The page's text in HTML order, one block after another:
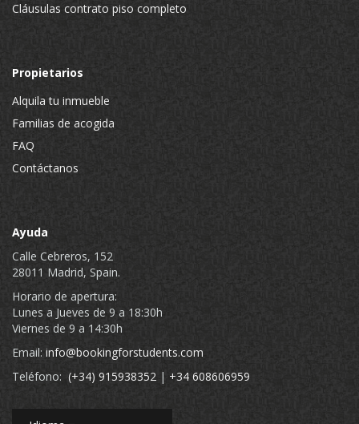
Cláusulas contrato piso completo
Propietarios
Alquila tu inmueble
Familias de acogida
FAQ
Contáctanos
Ayuda
Calle Cebreros, 152
28011 Madrid, Spain.
Horario de apertura:
Lunes a Jueves de 9 a 18:30h
Viernes de 9 a 14:30h
Email: info@bookingforstudents.com
Teléfono: (+34) 915938352 | +34 608606959